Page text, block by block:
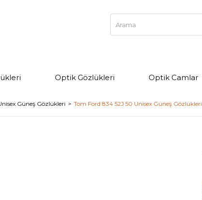
Optik Gözlükleri Optik Camlar
Güneş Gözlükleri Tom Ford 834 52J 50 Unisex Güneş Gözlükleri